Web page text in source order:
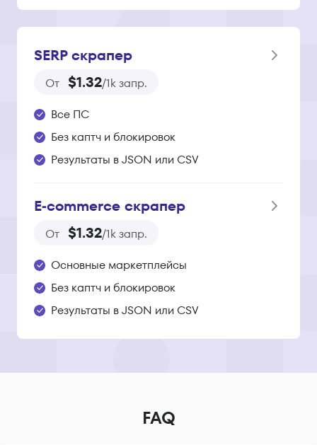
SERP скрапер
От $1.32/1k запр.
Все ПС
Без каптч и блокировок
Результаты в JSON или CSV
E‑commerce скрапер
От $1.32/1k запр.
Основные маркетплейсы
Без каптч и блокировок
Результаты в JSON или CSV
FAQ